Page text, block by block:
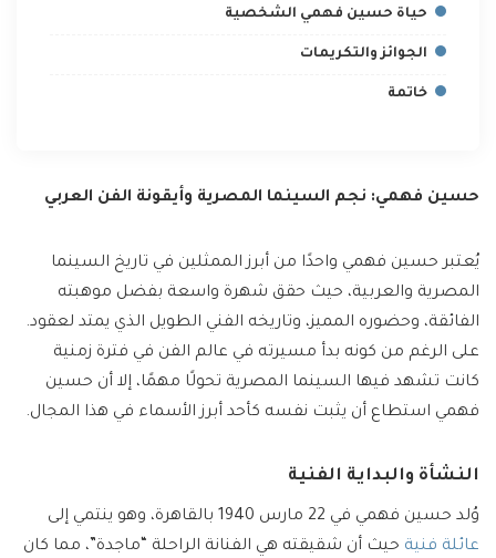
حياة حسين فهمي الشخصية
الجوائز والتكريمات
خاتمة
حسين فهمي: نجم السينما المصرية وأيقونة الفن العربي
يُعتبر حسين فهمي واحدًا من أبرز الممثلين في تاريخ السينما
المصرية والعربية، حيث حقق شهرة واسعة بفضل موهبته
الفائقة، وحضوره المميز، وتاريخه الفني الطويل الذي يمتد لعقود.
على الرغم من كونه بدأ مسيرته في عالم الفن في فترة زمنية
كانت تشهد فيها السينما المصرية تحولًا مهمًا، إلا أن حسين
فهمي استطاع أن يثبت نفسه كأحد أبرز الأسماء في هذا المجال.
النشأة والبداية الفنية
وُلد حسين فهمي في 22 مارس 1940 بالقاهرة، وهو ينتمي إلى
عائلة فنية حيث أن شقيقته هي الفنانة الراحلة “ماجدة”، مما كان